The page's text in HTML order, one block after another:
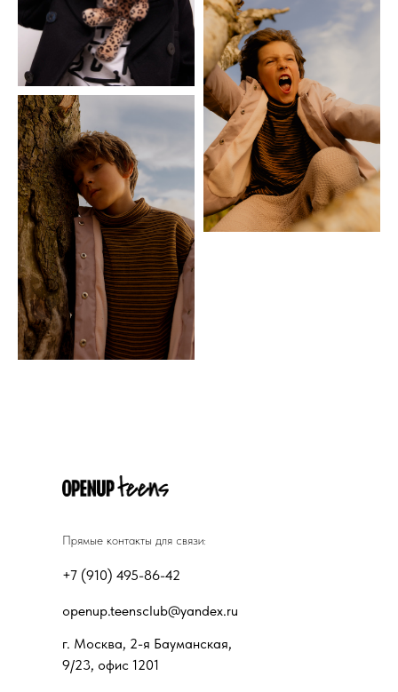
г. Москва, 2-я Бауманская,
9/23, офис 1201
+7 (910) 495-86-42
openup.teensclub@yandex.ru
Прямые контакты для связи: